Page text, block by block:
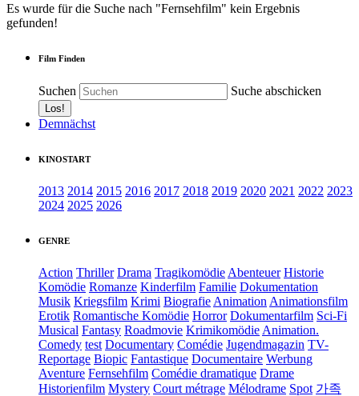
Es wurde für die Suche nach "Fernsehfilm" kein Ergebnis
gefunden!
Film Finden
Suchen Suche abschicken
Demnächst
KINOSTART
2013 2014 2015 2016 2017 2018 2019 2020 2021 2022 2023
2024 2025 2026
GENRE
Action Thriller Drama Tragikomödie Abenteuer Historie
Komödie Romanze Kinderfilm Familie Dokumentation
Musik Kriegsfilm Krimi Biografie Animation Animationsfilm
Erotik Romantische Komödie Horror Dokumentarfilm Sci-Fi
Musical Fantasy Roadmovie Krimikomödie Animation.
Comedy test Documentary Comédie Jugendmagazin TV-
Reportage Biopic Fantastique Documentaire Werbung
Aventure Fernsehfilm Comédie dramatique Drame
Historienfilm Mystery Court métrage Mélodrame Spot 가족